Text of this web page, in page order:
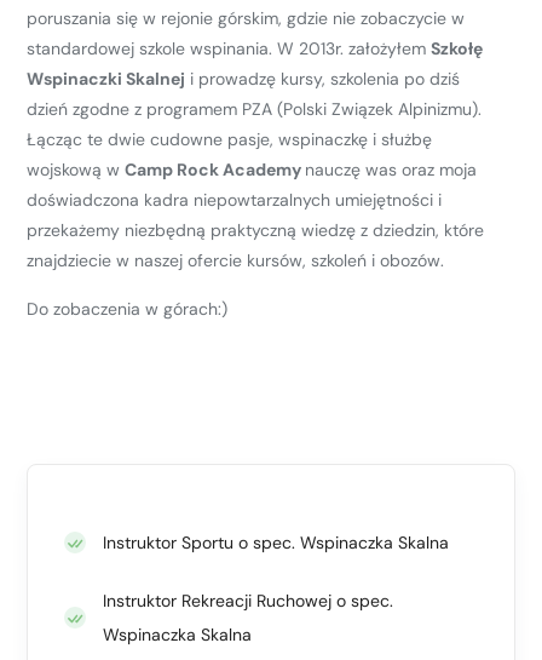
poruszania się w rejonie górskim, gdzie nie zobaczycie w
standardowej szkole wspinania. W 2013r. założyłem Szkołę
Wspinaczki Skalnej i prowadzę kursy, szkolenia po dziś
dzień zgodne z programem PZA (Polski Związek Alpinizmu).
Łącząc te dwie cudowne pasje, wspinaczkę i służbę
wojskową w Camp Rock Academy nauczę was oraz moja
doświadczona kadra niepowtarzalnych umiejętności i
przekażemy niezbędną praktyczną wiedzę z dziedzin, które
znajdziecie w naszej ofercie kursów, szkoleń i obozów.
Do zobaczenia w górach:)
Instruktor Sportu o spec. Wspinaczka Skalna
Instruktor Rekreacji Ruchowej o spec.
Wspinaczka Skalna